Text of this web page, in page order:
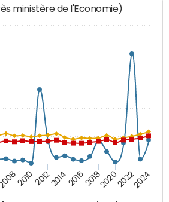
ministère de l'Economie)
20102012201420162018202020222024